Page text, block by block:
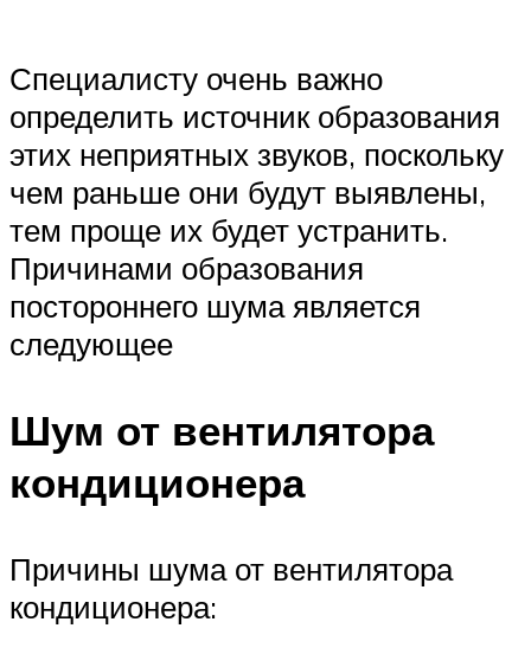
Специалисту очень важно
определить источник образования
этих неприятных звуков, поскольку
чем раньше они будут выявлены,
тем проще их будет устранить.
Причинами образования
постороннего шума является
следующее
Шум от вентилятора
кондиционера
Причины шума от вентилятора
кондиционера: